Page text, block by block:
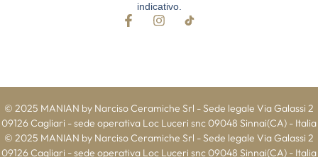
indicativo.
© 2025 MANIAN by Narciso Ceramiche Srl - Sede legale Via Galassi 2
09126 Cagliari - sede operativa Loc Luceri snc 09048 Sinnai(CA) - Italia
© 2025 MANIAN by Narciso Ceramiche Srl - Sede legale Via Galassi 2
09126 Cagliari - sede operativa Loc Luceri snc 09048 Sinnai(CA) - Italia